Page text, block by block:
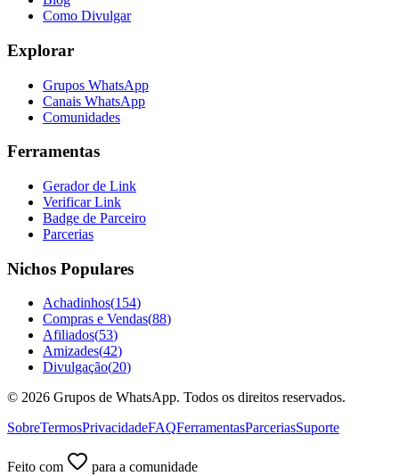
Como Divulgar
Explorar
Grupos WhatsApp
Canais WhatsApp
Comunidades
Ferramentas
Gerador de Link
Verificar Link
Badge de Parceiro
Parcerias
Nichos Populares
Achadinhos(154)
Compras e Vendas(88)
Afiliados(53)
Amizades(42)
Divulgação(20)
© 2026 Grupos de WhatsApp. Todos os direitos reservados.
SobreTermosPrivacidadeFAQFerramentasParceriasSuporte
Feito com para a comunidade